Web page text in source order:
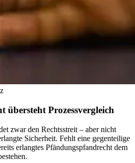
übersteht Prozessvergleich
zwar den Rechtsstreit – aber nicht
Sicherheit. Fehlt eine gegenteilige
erlangtes Pfändungspfandrecht dem